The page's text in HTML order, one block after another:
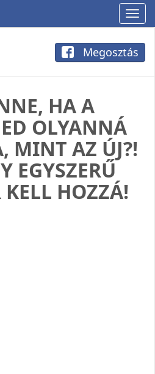
Megosztás
HA A
OLYANNÁ
MINT AZ ÚJ?!
EGYSZERŰ
KELL HOZZÁ!